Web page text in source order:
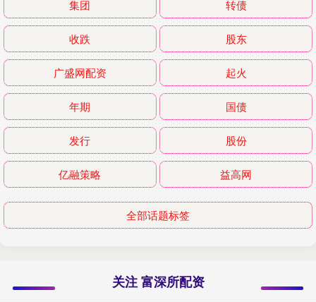
集团 转债
收跌 股东
广盛网配资 起火
年期 国债
发行 股份
亿融策略 益高网
全部话题标签
关注 富深所配资